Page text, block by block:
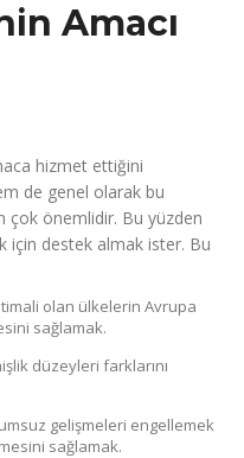
Amacı
hizmet ettiğini
de genel olarak bu
çok önemlidir. Bu yüzden
için destek almak ister. Bu
olan ülkelerin Avrupa
sağlamak.
düzeyleri farklarını
gelişmeleri engellemek
sağlamak.